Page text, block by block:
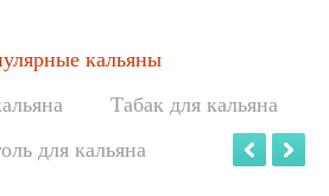
кальяны
Табак для кальяна
для кальяна